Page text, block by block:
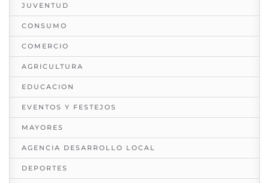
JUVENTUD
CONSUMO
COMERCIO
AGRICULTURA
EDUCACION
EVENTOS Y FESTEJOS
MAYORES
AGENCIA DESARROLLO LOCAL
DEPORTES